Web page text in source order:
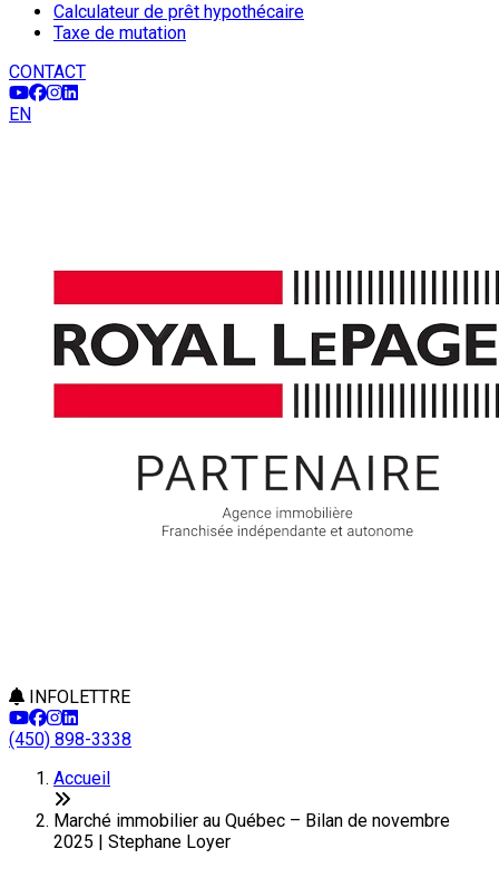
Calculateur de prêt hypothécaire
Taxe de mutation
CONTACT
EN
INFOLETTRE
(450) 898-3338
Accueil
Marché immobilier au Québec – Bilan de novembre
2025 | Stephane Loyer